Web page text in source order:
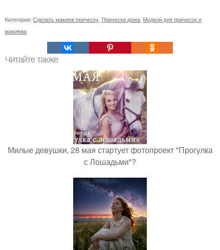
Категории: Сделать макияж прическу Прически дома Модели для причесок и
макияжа
Читайте также
Милые девушки, 28 мая стартует фотопроект "Прогулка
с Лошадьми"?